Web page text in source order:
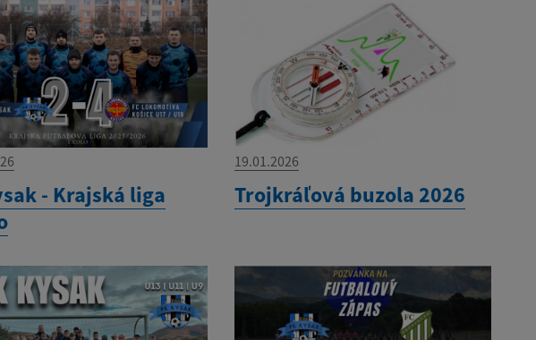
- Krajská liga
19.01.2026
Trojkráľová buzola 2026